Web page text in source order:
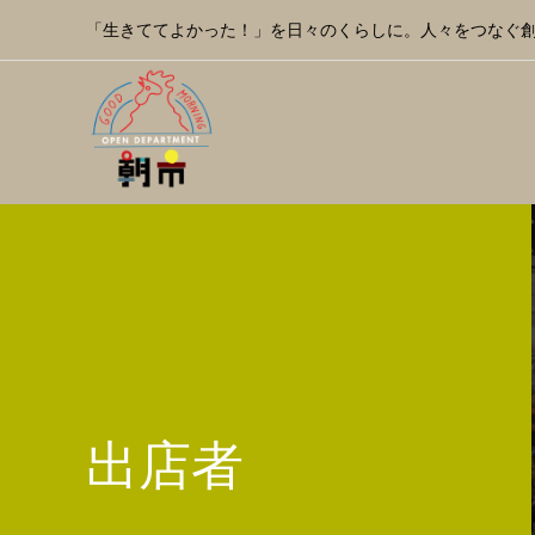
「生きててよかった！」を日々のくらしに。人々をつなぐ
出店者